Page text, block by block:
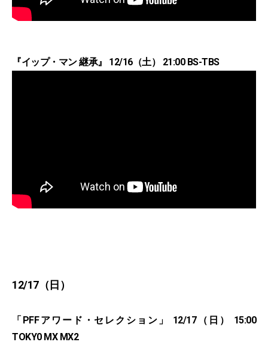
『イップ・マン 継承』 12/16（土） 21:00 BS-TBS
12/17（日）
「PFFアワード・セレクション」 12/17（日） 15:00
TOKY0 MX MX2